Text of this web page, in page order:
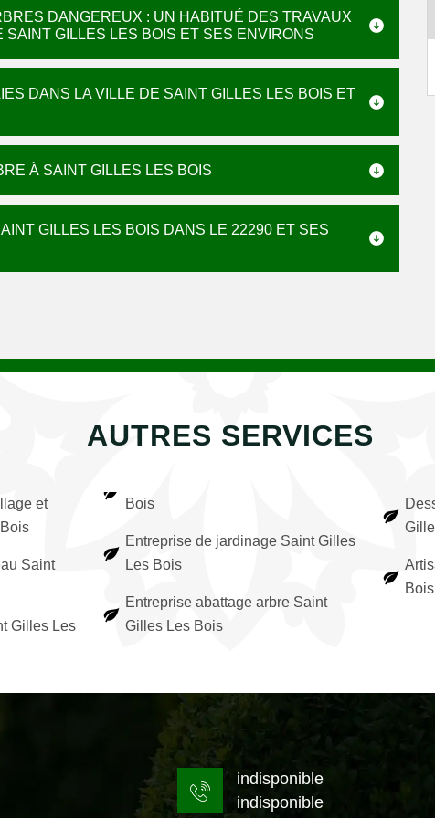
DANGEREUX : UN HABITUÉ DES TRAVAUX
GILLES LES BOIS ET SES ENVIRONS
DANS LA VILLE DE SAINT GILLES LES BOIS ET
À SAINT GILLES LES BOIS
GILLES LES BOIS DANS LE 22290 ET SES
AUTRES SERVICES
et
Saint
Gilles Les
Bois
Entreprise de jardinage Saint Gilles
Les Bois
Entreprise abattage arbre Saint
Gilles Les Bois
Bois
indisponible
indisponible